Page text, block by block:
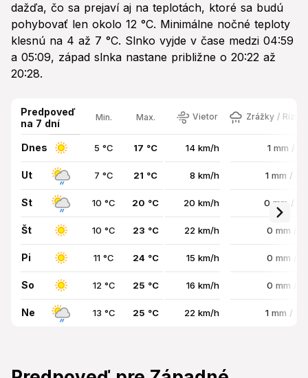
dažďa, čo sa prejaví aj na teplotách, ktoré sa budú
pohybovať len okolo 12 °C. Minimálne nočné teploty
klesnú na 4 až 7 °C. Slnko vyjde v čase medzi 04:59
a 05:09, západ slnka nastane približne o 20:22 až
20:28.
Predpoveď
na 7 dní
Min. Max. Vietor Zrážky /
Dnes 5 °C 17 °C 14 km/h 1 mm /
Ut 7 °C 21 °C 8 km/h 1 mm /
St 10 °C 20 °C 20 km/h 0 mm /
Št 10 °C 23 °C 22 km/h 0 mm /
Pi 11 °C 24 °C 15 km/h 0 mm /
So 12 °C 25 °C 16 km/h 0 mm /
Ne 13 °C 25 °C 22 km/h 1 mm /